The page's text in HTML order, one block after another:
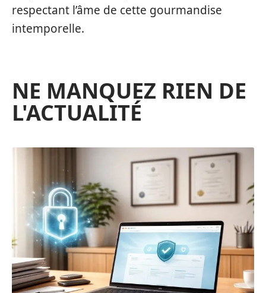
respectant l’âme de cette gourmandise
intemporelle.
NE MANQUEZ RIEN DE
L'ACTUALITÉ